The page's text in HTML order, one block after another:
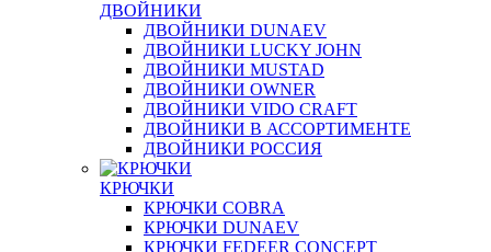
ДВОЙНИКИ
ДВОЙНИКИ DUNAEV
ДВОЙНИКИ LUCKY JOHN
ДВОЙНИКИ MUSTAD
ДВОЙНИКИ OWNER
ДВОЙНИКИ VIDO CRAFT
ДВОЙНИКИ В АССОРТИМЕНТЕ
ДВОЙНИКИ РОССИЯ
КРЮЧКИ
КРЮЧКИ COBRA
КРЮЧКИ DUNAEV
КРЮЧКИ FEDEER CONCEPT